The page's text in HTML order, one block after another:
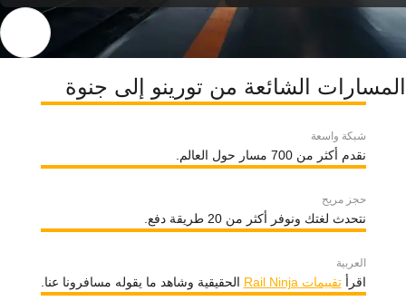
المسارات الشائعة من تورينو إلى جنوة
شبكة واسعة
نقدم أكثر من 700 مسار حول العالم.
حجز مريح
نتحدث لغتك ونوفر أكثر من 20 طريقة دفع.
العربية
اقرأتقييمات Rail Ninja الحقيقية وشاهد ما يقوله مسافرونا عنا.